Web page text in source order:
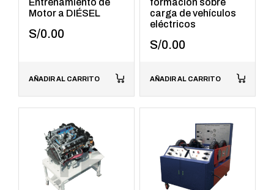
Motor a DIÉSEL
S/0.00
AÑADIR AL CARRITO
carga de vehículos
eléctricos
S/0.00
AÑADIR AL CARRITO